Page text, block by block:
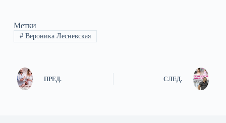
Метки
#Вероника Лесневская
ПРЕД. СЛЕД.